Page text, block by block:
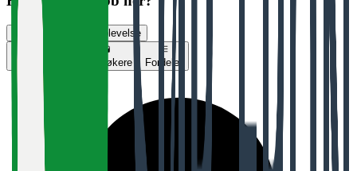
Vurder jobbsøkeropplevelse
Jobbsøkere Fordeler